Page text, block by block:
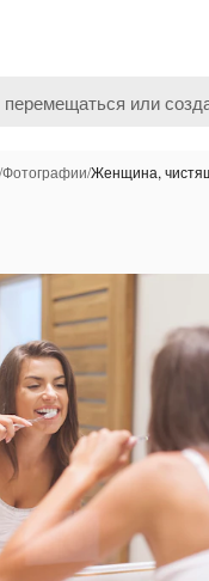
/Фотографии/Женщина,